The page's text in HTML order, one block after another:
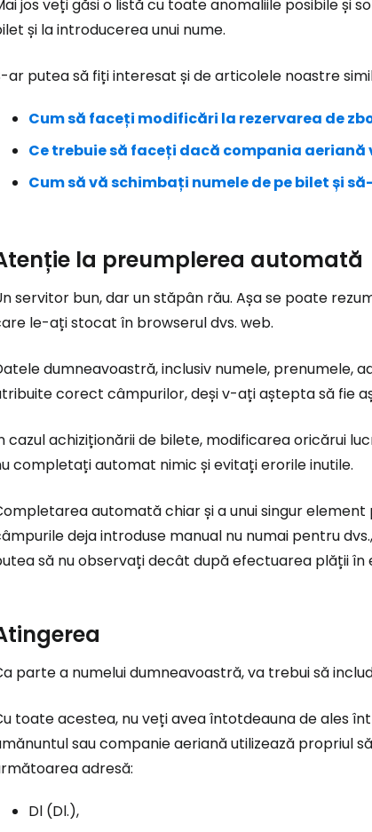
jos veți găsi o listă cu toate anomaliile posibile și
și la introducerea unui nume.
ar putea să fiți interesat și de articolele noastre
Cum să faceți modificări la rezervarea de
Ce trebuie să faceți dacă compania aeriană
Cum să vă schimbați numele de pe bilet și
la preumplerea automată
servitor bun, dar un stăpân rău. Așa se poate
le-ați stocat în browserul dvs. web.
dumneavoastră, inclusiv numele, prenumele,
corect câmpurilor, deși v-ați aștepta să fie
cazul achiziționării de bilete, modificarea oricărui
completați automat nimic și evitați erorile inutile.
automată chiar și a unui singur
deja introduse manual nu numai pentru
să nu observați decât după efectuarea plății
parte a numelui dumneavoastră, va trebui să
toate acestea, nu veți avea întotdeauna de ales
sau companie aeriană utilizează propriul
adresă:
Dl (Dl.),